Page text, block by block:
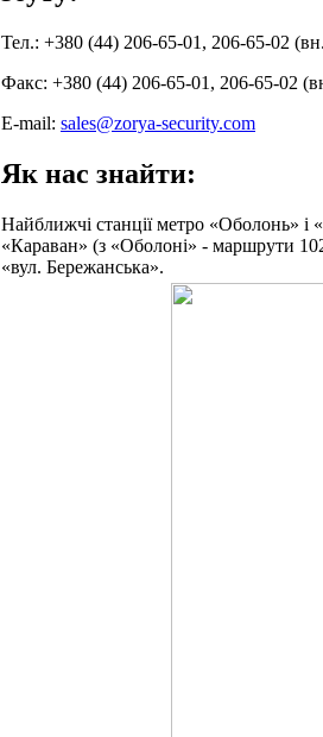
Тел.: +380 (44) 206-65-01, 206-65-02
Факс: +380 (44) 206-65-01, 206-65-02
E-mail: sales@zorya-security.com
Як нас знайти:
Найближчі станції метро «Оболонь»
«Караван» (з «Оболоні» - маршрути
«вул. Бережанська».